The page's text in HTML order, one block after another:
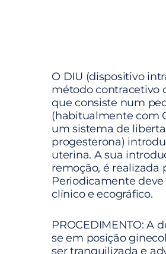
O DIU (dispositivo
método contracetivo
que consiste num
(habitualmente com
um sistema de
progesterona)
uterina. A sua
remoção, é realizada
Periodicamente
clínico e ecográfico.
PROCEDIMENTO: A
se em posição
ser tranquilizada e